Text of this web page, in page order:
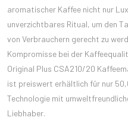
aromatischer Kaffee nicht nur
unverzichtbares Ritual, um den
von Verbrauchern gerecht zu
Kompromisse bei der
Original Plus CSA210/20
ist preiswert erhältlich für nur
Technologie mit
Liebhaber.